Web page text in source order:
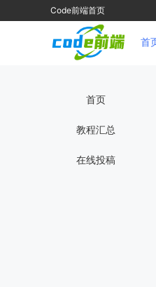
Code前端首页
首
首页
教程汇总
在线投稿